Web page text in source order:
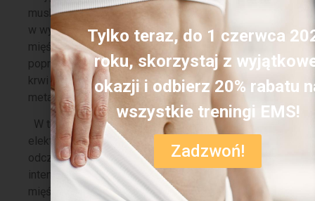
muskulaturę. Dodatkowo
w wyniku stymulacji
mięśni dochodzi do
poprawienia cyrkulacji
krwi i zwiększenia
metabolizmu.
W trakcie zabiegu
elektrostymulacji
odczuwalne są
intensywne skurcze
mięśni. Zabieg trwa 30
Tylko teraz, do 1 czerwca
roku, skorzystaj z
okazji i odbierz 20% rabatu
wszystkie treningi EMS!
Zadzwoń!